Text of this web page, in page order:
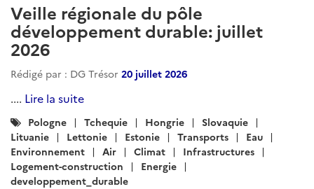
Veille régionale du pôle
développement durable: juillet
2026
Rédigé par : DG Trésor 20 juillet 2026
.... Lire la suite
Catégories
:
Pologne Tchequie Hongrie
Slovaquie
Lituanie
Lettonie Estonie Transports
Eau
Environnement
Air Climat
Infrastructures
Logement-construction
Energie
developpement_durable